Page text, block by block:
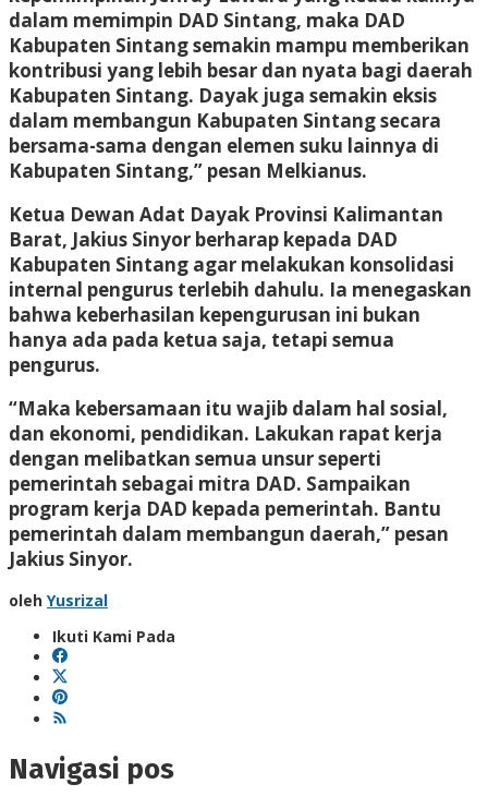
dalam memimpin DAD Sintang, maka DAD
Kabupaten Sintang semakin mampu memberikan
kontribusi yang lebih besar dan nyata bagi daerah
Kabupaten Sintang. Dayak juga semakin eksis
dalam membangun Kabupaten Sintang secara
bersama-sama dengan elemen suku lainnya di
Kabupaten Sintang,” pesan Melkianus.
Ketua Dewan Adat Dayak Provinsi Kalimantan
Barat, Jakius Sinyor berharap kepada DAD
Kabupaten Sintang agar melakukan konsolidasi
internal pengurus terlebih dahulu. Ia menegaskan
bahwa keberhasilan kepengurusan ini bukan
hanya ada pada ketua saja, tetapi semua
pengurus.
“Maka kebersamaan itu wajib dalam hal sosial,
dan ekonomi, pendidikan. Lakukan rapat kerja
dengan melibatkan semua unsur seperti
pemerintah sebagai mitra DAD. Sampaikan
program kerja DAD kepada pemerintah. Bantu
pemerintah dalam membangun daerah,” pesan
Jakius Sinyor.
oleh Yusrizal
Ikuti Kami Pada
Navigasi pos